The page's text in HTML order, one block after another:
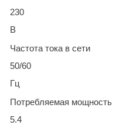
230
В
Частота тока в сети
50/60
Гц
Потребляемая мощность
5.4